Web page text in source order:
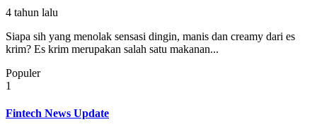
4 tahun lalu
Siapa sih yang menolak sensasi dingin, manis dan creamy dari es
krim? Es krim merupakan salah satu makanan...
Populer
1
Fintech News Update